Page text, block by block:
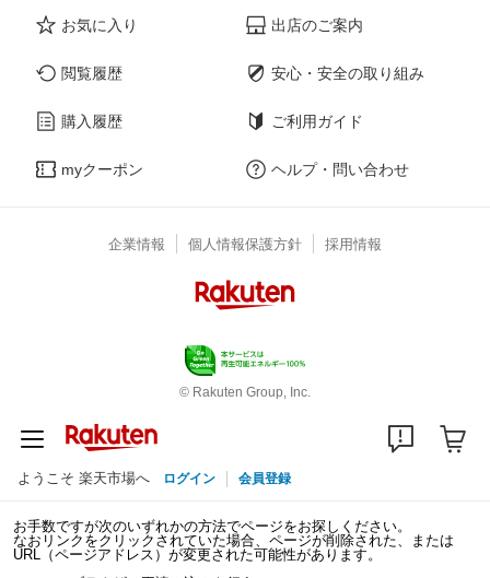
お気に入り
閲覧履歴
購入履歴
myクーポン
出店のご案内
安心・安全の取り組み
ご利用ガイド
ヘルプ・問い合わせ
企業情報 個人情報保護方針 採用情報
© Rakuten Group, Inc.
ようこそ 楽天市場へ ログイン 会員登録
お手数ですが次のいずれかの方法でページをお探しください。
なおリンクをクリックされていた場合、ページが削除された、または
URL（ページアドレス）が変更された可能性があります。